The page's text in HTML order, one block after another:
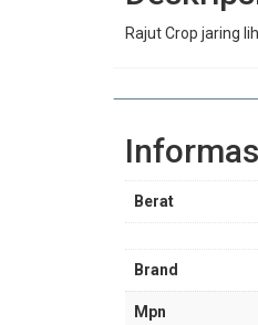
Rajut Crop jaring
Berat
Brand
Mpn